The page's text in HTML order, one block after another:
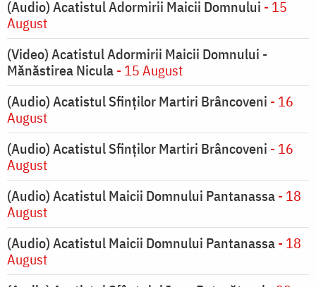
(Audio) Acatistul Adormirii Maicii Domnului - 15
August
(Video) Acatistul Adormirii Maicii Domnului -
Mănăstirea Nicula- 15 August
(Audio) Acatistul Sfinților Martiri Brâncoveni - 16
August
(Audio) Acatistul Sfinților Martiri Brâncoveni - 16
August
(Audio) Acatistul Maicii Domnului Pantanassa- 18
August
(Audio) Acatistul Maicii Domnului Pantanassa- 18
August